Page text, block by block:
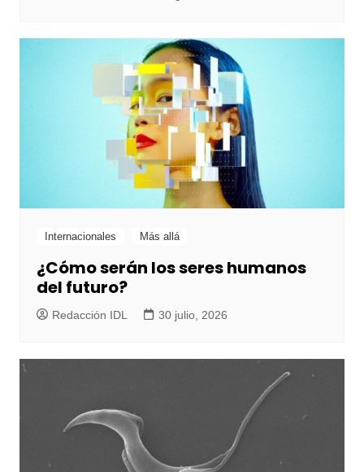
Internacionales Más allá
¿Cómo serán los seres humanos
del futuro?
Redacción IDL 30 julio, 2026